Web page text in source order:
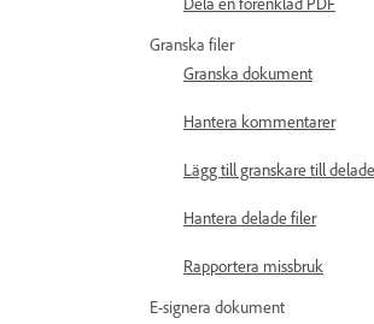
Granska filer
Granska dokument
Hantera kommentarer
Lägg till granskare till
Hantera delade filer
Rapportera missbruk
E-signera dokument